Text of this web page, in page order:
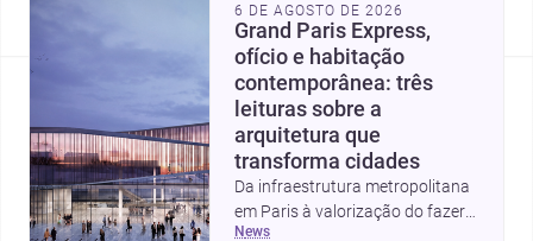
6 DE AGOSTO DE 2026
Grand Paris Express,
ofício e habitação
contemporânea: três
leituras sobre a
arquitetura que
transforma cidades
Da infraestrutura metropolitana
em Paris à valorização do fazer
artesanal e à casa elevada da
news